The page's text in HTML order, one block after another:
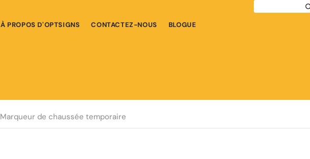
À PROPOS D'OPTSIGNS CONTACTEZ-NOUS BLOGUE
Marqueur de chaussée temporaire